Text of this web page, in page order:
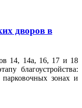
дворов в
14, 14а, 16, 17 и 18
благоустройства:
зонах и